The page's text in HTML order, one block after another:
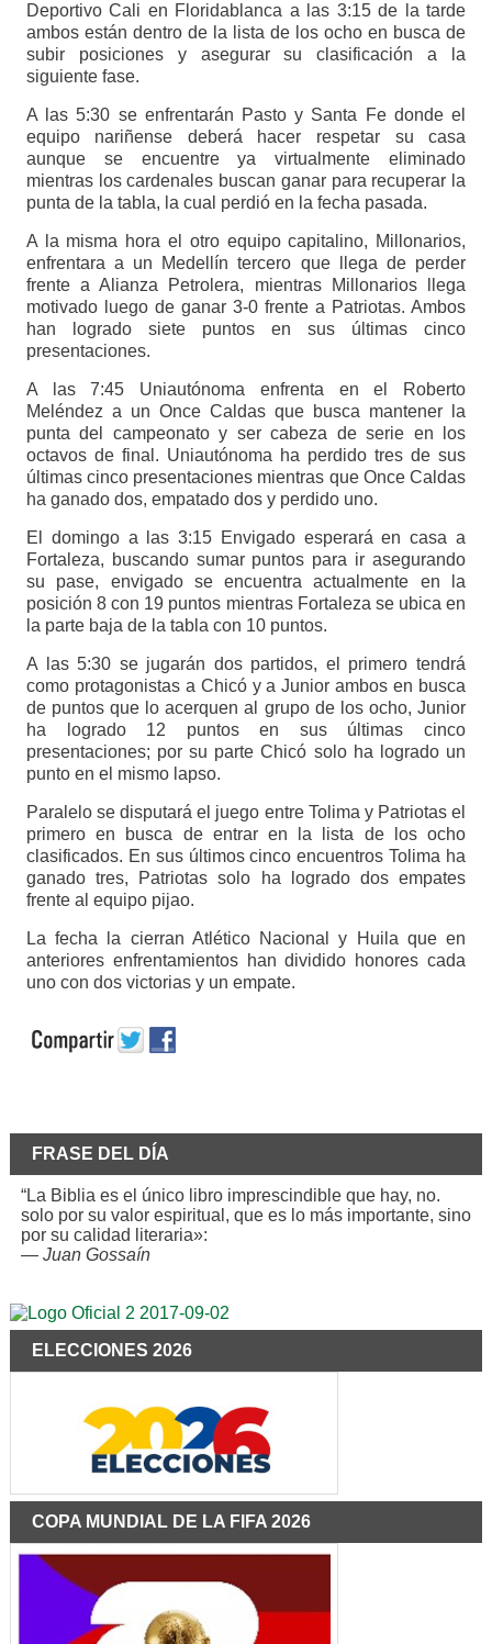
Deportivo Cali en Floridablanca a las 3:15 de la tarde
ambos están dentro de la lista de los ocho en busca de
subir posiciones y asegurar su clasificación a la
siguiente fase.
A las 5:30 se enfrentarán Pasto y Santa Fe donde el
equipo nariñense deberá hacer respetar su casa
aunque se encuentre ya virtualmente eliminado
mientras los cardenales buscan ganar para recuperar la
punta de la tabla, la cual perdió en la fecha pasada.
A la misma hora el otro equipo capitalino, Millonarios,
enfrentara a un Medellín tercero que llega de perder
frente a Alianza Petrolera, mientras Millonarios llega
motivado luego de ganar 3-0 frente a Patriotas. Ambos
han logrado siete puntos en sus últimas cinco
presentaciones.
A las 7:45 Uniautónoma enfrenta en el Roberto
Meléndez a un Once Caldas que busca mantener la
punta del campeonato y ser cabeza de serie en los
octavos de final. Uniautónoma ha perdido tres de sus
últimas cinco presentaciones mientras que Once Caldas
ha ganado dos, empatado dos y perdido uno.
El domingo a las 3:15 Envigado esperará en casa a
Fortaleza, buscando sumar puntos para ir asegurando
su pase, envigado se encuentra actualmente en la
posición 8 con 19 puntos mientras Fortaleza se ubica en
la parte baja de la tabla con 10 puntos.
A las 5:30 se jugarán dos partidos, el primero tendrá
como protagonistas a Chicó y a Junior ambos en busca
de puntos que lo acerquen al grupo de los ocho, Junior
ha logrado 12 puntos en sus últimas cinco
presentaciones; por su parte Chicó solo ha logrado un
punto en el mismo lapso.
Paralelo se disputará el juego entre Tolima y Patriotas el
primero en busca de entrar en la lista de los ocho
clasificados. En sus últimos cinco encuentros Tolima ha
ganado tres, Patriotas solo ha logrado dos empates
frente al equipo pijao.
La fecha la cierran Atlético Nacional y Huila que en
anteriores enfrentamientos han dividido honores cada
uno con dos victorias y un empate.
FRASE DEL DÍA
“La Biblia es el único libro imprescindible que hay, no.
solo por su valor espiritual, que es lo más importante, sino
por su calidad literaria»:
— Juan Gossaín
ELECCIONES 2026
COPA MUNDIAL DE LA FIFA 2026